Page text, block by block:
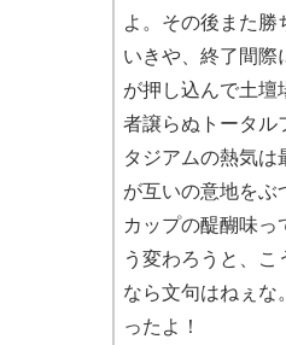
よ。その後また勝
いきや、終了間際
が押し込んで土壇
者譲らぬトータル
タジアムの熱気は
が互いの意地をぶ
カップの醍醐味っ
う変わろうと、こ
なら文句はねぇな
ったよ！